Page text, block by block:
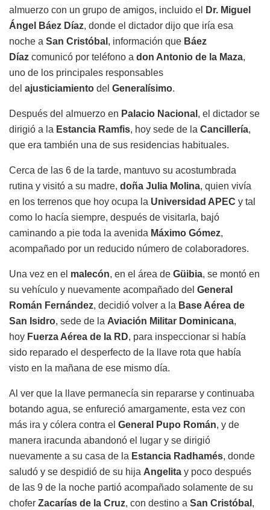
almuerzo con un grupo de amigos, incluido el
Dr. Miguel
Ángel Báez Díaz, donde el dictador dijo que iría esa
noche a San Cristóbal , información que Báez
Díaz comunicó por teléfono a don Antonio de la Maza,
uno de los principales responsables
del ajusticiamiento del Generalísimo.
Después del almuerzo en Palacio Nacional , el dictador se
dirigió a la Estancia Ramfis, hoy sede de la Cancillería,
que era también una de sus residencias habituales.
Cerca de las 6 de la tarde, mantuvo su acostumbrada
rutina y visitó a su madre, doña Julia Molina, quien vivía
en los terrenos que hoy ocupa la Universidad APEC y tal
como lo hacía siempre, después de visitarla, bajó
caminando a pie toda la avenida Máximo Gómez,
acompañado por un reducido número de colaboradores.
Una vez en el malecón, en el área de Güibia, se montó en
su vehículo y nuevamente acompañado del General
Román Fernández, decidió volver a la Base Aérea de
San Isidro, sede de la Aviación Militar Dominicana,
hoy Fuerza Aérea de la RD, para inspeccionar si había
sido reparado el desperfecto de la llave rota que había
visto en la mañana de ese mismo día.
Al ver que la llave permanecía sin repararse y continuaba
botando agua, se enfureció amargamente, esta vez con
más ira y cólera contra el General Pupo Román, y de
manera iracunda abandonó el lugar y se dirigió
nuevamente a su casa de la Estancia Radhamés, donde
saludó y se despidió de su hija Angelita y poco después
de las 9 de la noche partió acompañado solamente de su
chofer Zacarías de la Cruz, con destino a San Cristóbal ,